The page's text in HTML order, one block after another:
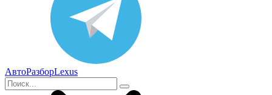
АвтоРазборLexus